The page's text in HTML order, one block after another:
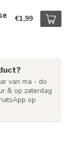
€1,99
van ma - do
& op zaterdag
op